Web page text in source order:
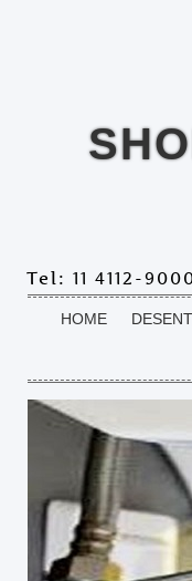
Tel: 11 4112-
HOME